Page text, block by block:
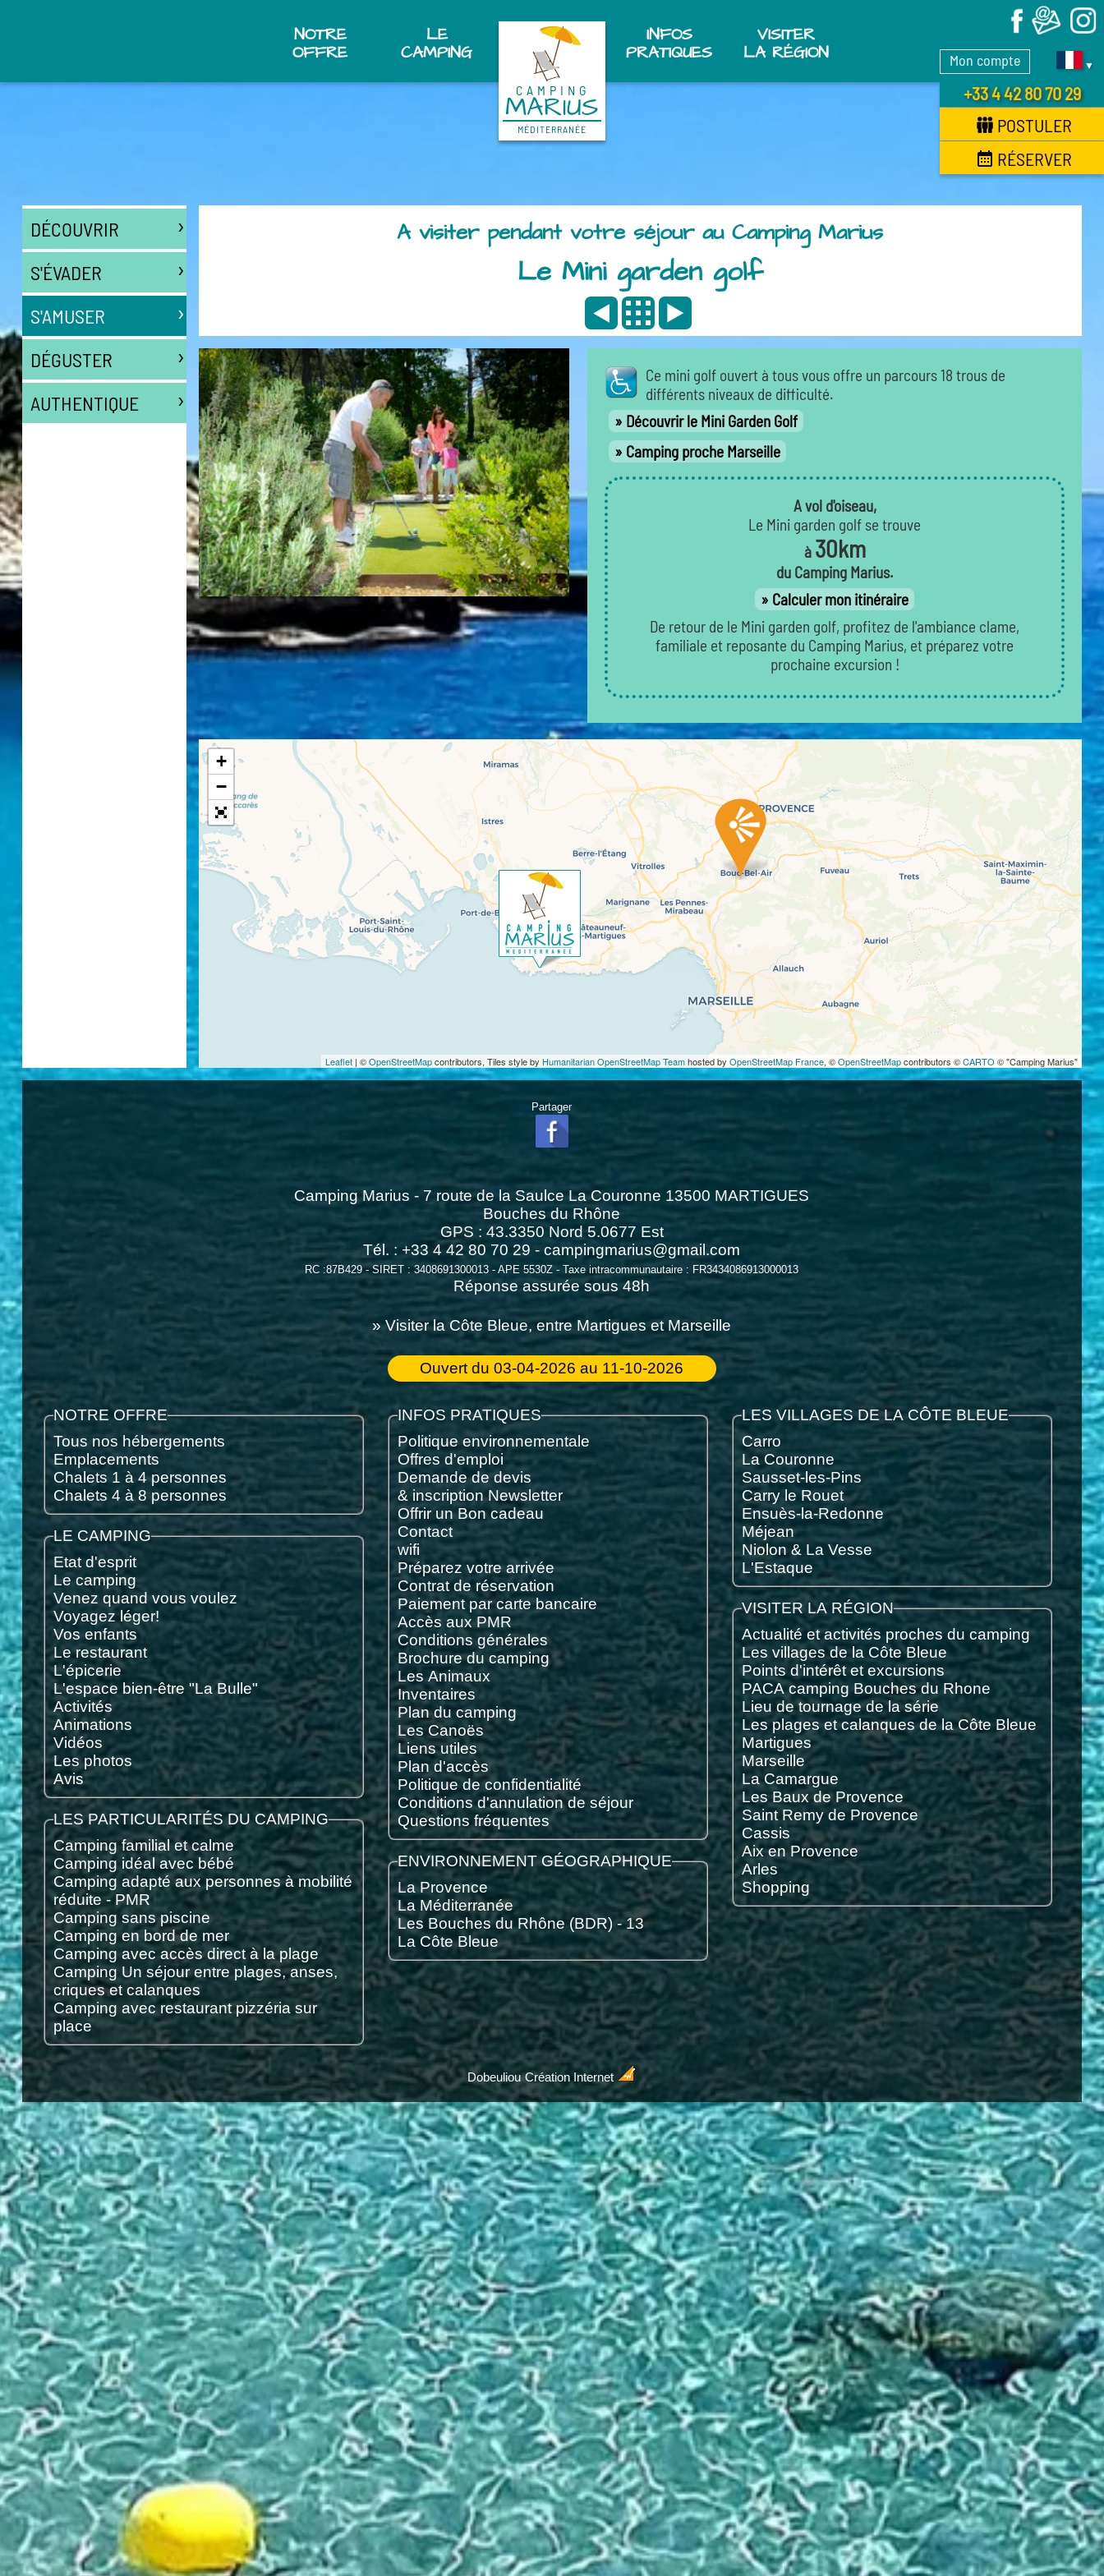
NOTRE
OFFRE
LE
CAMPING
INFOS
PRATIQUES
VISITER
LA RÉGION
CAMPING
MARIUS
MÉDITERRANÉE
Mon compte ▼
+33 4 42 80 70 29
POSTULER
RÉSERVER
X
DÉCOUVRIR ›
S'ÉVADER ›
S'AMUSER ›
DÉGUSTER ›
AUTHENTIQUE ›
A visiter pendant votre séjour au Camping Marius
Le Mini garden golf
Ce mini golf ouvert à tous vous offre un parcours 18 trous de
différents niveaux de difficulté.
Découvrir le Mini Garden Golf
Camping proche Marseille
A vol d'oiseau,
Le Mini garden golf se trouve
à 30km
du Camping Marius.
Calculer mon itinéraire
De retour de le Mini garden golf, profitez de l'ambiance clame,
familiale et reposante du Camping Marius, et préparez votre
prochaine excursion !
+
−
Leaflet | ©OpenStreetMapcontributors, Tiles style by Humanitarian OpenStreetMap Teamhosted byOpenStreetMap France, ©OpenStreetMapcontributors ©CARTO © "Camping Marius"
Partager
Camping Marius - 7 route de la Saulce La Couronne 13500 MARTIGUES
Bouches du Rhône
GPS : 43.3350 Nord 5.0677 Est
Tél. : +33 4 42 80 70 29 -campingmarius@gmail.com
RC :87B429 - SIRET : 3408691300013 - APE 5530Z - Taxe intracommunautaire : FR3434086913000013
Réponse assurée sous 48h
» Visiter la Côte Bleue, entre Martigues et Marseille
Ouvert du 03-04-2026 au 11-10-2026
NOTRE OFFRE
Tous nos hébergements
Emplacements
Chalets 1 à 4 personnes
Chalets 4 à 8 personnes
LE CAMPING
Etat d'esprit
Le camping
Venez quand vous voulez
Voyagez léger!
Vos enfants
Le restaurant
L'épicerie
L'espace bien-être "La Bulle"
Activités
Animations
Vidéos
Les photos
Avis
LES PARTICULARITÉS DU CAMPING
Camping familial et calme
Camping idéal avec bébé
Camping adapté aux personnes à mobilité
réduite - PMR
Camping sans piscine
Camping en bord de mer
Camping avec accès direct à la plage
Camping Un séjour entre plages, anses,
criques et calanques
Camping avec restaurant pizzéria sur
place
INFOS PRATIQUES
Politique environnementale
Offres d'emploi
Demande de devis
& inscription Newsletter
Offrir un Bon cadeau
Contact
wifi
Préparez votre arrivée
Contrat de réservation
Paiement par carte bancaire
Accès aux PMR
Conditions générales
Brochure du camping
Les Animaux
Inventaires
Plan du camping
Les Canoës
Liens utiles
Plan d'accès
Politique de confidentialité
Conditions d'annulation de séjour
Questions fréquentes
ENVIRONNEMENT GÉOGRAPHIQUE
La Provence
La Méditerranée
Les Bouches du Rhône (BDR) - 13
La Côte Bleue
LES VILLAGES DE LA CÔTE BLEUE
Carro
La Couronne
Sausset-les-Pins
Carry le Rouet
Ensuès-la-Redonne
Méjean
Niolon & La Vesse
L'Estaque
VISITER LA RÉGION
Actualité et activités proches du camping
Les villages de la Côte Bleue
Points d'intérêt et excursions
PACA camping Bouches du Rhone
Lieu de tournage de la série
Les plages et calanques de la Côte Bleue
Martigues
Marseille
La Camargue
Les Baux de Provence
Saint Remy de Provence
Cassis
Aix en Provence
Arles
Shopping
Dobeuliou Création Internet